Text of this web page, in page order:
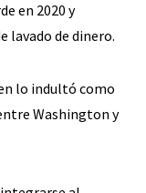
en 2020 y
lavado de dinero.
lo indultó como
Washington y